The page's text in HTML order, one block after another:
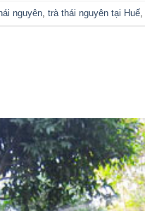
nguyên trà thái nguyên tại Huế